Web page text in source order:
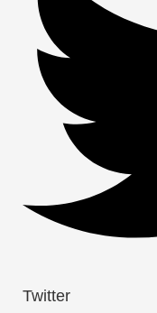
Twitter